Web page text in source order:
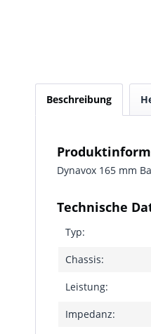
Beschreibung
Dynavox 165 mm
Technische
Typ:
Chassis:
Leistung:
Impedanz: